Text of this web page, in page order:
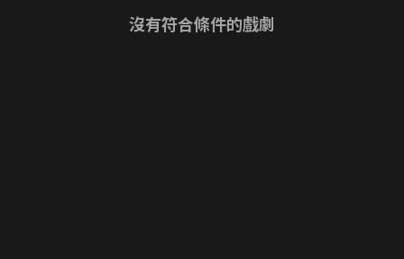
沒有符合條件的戲劇